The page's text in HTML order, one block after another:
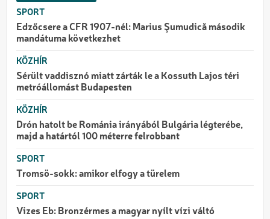
SPORT
Edzőcsere a CFR 1907-nél: Marius Şumudică második
mandátuma következhet
KÖZHÍR
Sérült vaddisznó miatt zárták le a Kossuth Lajos téri
metróállomást Budapesten
KÖZHÍR
Drón hatolt be Románia irányából Bulgária légterébe,
majd a határtól 100 méterre felrobbant
SPORT
Tromsö-sokk: amikor elfogy a türelem
SPORT
Vizes Eb: Bronzérmes a magyar nyílt vízi váltó